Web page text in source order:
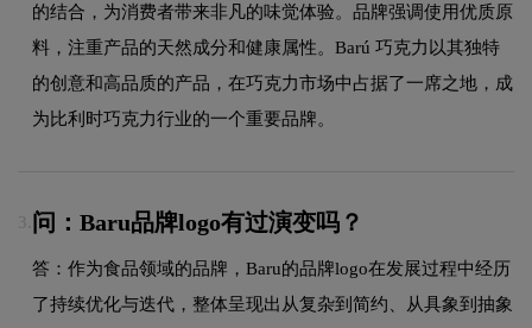
的结合，为消费者带来非凡的味觉体验。品牌强调使用优质原
料，注重产品的天然成分和健康属性。Barú 巧克力以其独特
的创意和高品质的产品，在巧克力市场中占据了一席之地，成
为比利时巧克力行业的一个重要品牌。
3. 问：Baru品牌logo有过演变吗？
答：作为食品领域的品牌，Baru的品牌logo在发展过程中经历
了持续优化与迭代，整体呈现出从复杂到简约、从具象到抽象